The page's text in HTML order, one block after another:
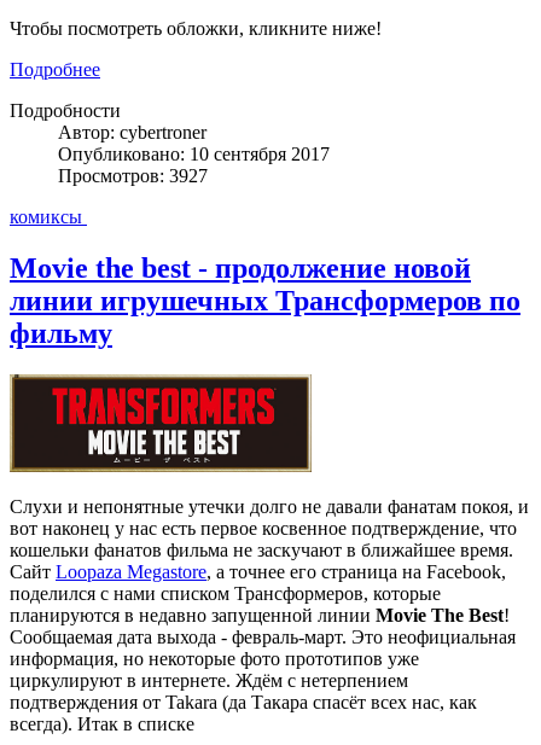
Чтобы посмотреть обложки, кликните ниже!
Подробнее
Подробности
Автор: cybertroner
Опубликовано: 10 сентября 2017
Просмотров: 3927
комиксы
Movie the best - продолжение новой
линии игрушечных Трансформеров по
фильму
Слухи и непонятные утечки долго не давали фанатам покоя, и
вот наконец у нас есть первое косвенное подтверждение, что
кошельки фанатов фильма не заскучают в ближайшее время.
Сайт Loopaza Megastore, а точнее его страница на Facebook,
поделился с нами списком Трансформеров, которые
планируются в недавно запущенной линии Movie The Best!
Сообщаемая дата выхода - февраль-март. Это неофициальная
информация, но некоторые фото прототипов уже
циркулируют в интернете. Ждём с нетерпением
подтверждения от Takara (да Такара спасёт всех нас, как
всегда). Итак в списке